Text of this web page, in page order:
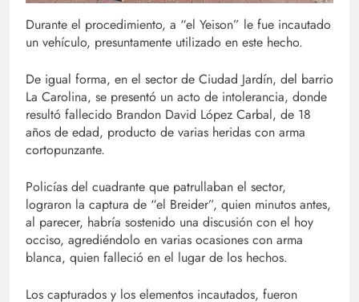
Durante el procedimiento, a “el Yeison” le fue incautado
un vehículo, presuntamente utilizado en este hecho.
De igual forma, en el sector de Ciudad Jardín, del barrio
La Carolina, se presentó un acto de intolerancia, donde
resultó fallecido Brandon David López Carbal, de 18
años de edad, producto de varias heridas con arma
cortopunzante.
Policías del cuadrante que patrullaban el sector,
lograron la captura de “el Breider”, quien minutos antes,
al parecer, habría sostenido una discusión con el hoy
occiso, agrediéndolo en varias ocasiones con arma
blanca, quien falleció en el lugar de los hechos.
Los capturados y los elementos incautados, fueron